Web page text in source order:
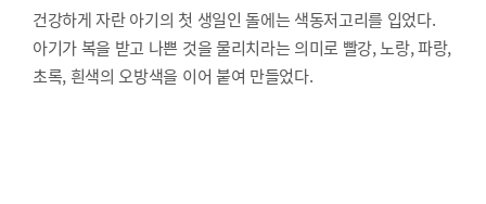
건강하게 자란 아기의 첫 생일인 돌에는 색동저고리를 입었다.
아기가 복을 받고 나쁜 것을 물리치라는 의미로 빨강, 노랑, 파랑,
초록, 흰색의 오방색을 이어 붙여 만들었다.